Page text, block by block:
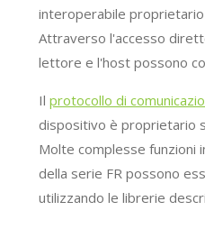
interoperabile proprietario
Attraverso l'accesso
lettore e l'host possono
Ilprotocollo di
dispositivo è proprietario
Molte complesse funzioni
della serie FR possono
utilizzando le librerie